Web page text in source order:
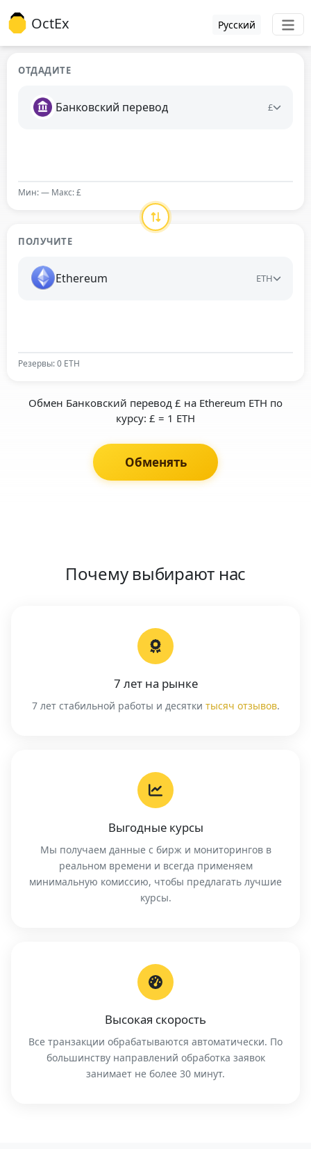
OctEx Русский
ОТДАДИТЕ
Банковский перевод £
Мин: — Макс: £
ПОЛУЧИТЕ
Ethereum ETH
Резервы: 0 ETH
Обмен Банковский перевод £ на Ethereum ETH по
курсу: £ = 1 ETH
Обменять
Почему выбирают нас
7 лет на рынке
7 лет стабильной работы и десятки тысяч отзывов.
Выгодные курсы
Мы получаем данные с бирж и мониторингов в
реальном времени и всегда применяем
минимальную комиссию, чтобы предлагать лучшие
курсы.
Высокая скорость
Все транзакции обрабатываются автоматически. По
большинству направлений обработка заявок
занимает не более 30 минут.